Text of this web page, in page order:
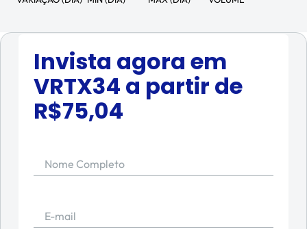
Invista agora em
VRTX34 a partir de
R$75,04
Nome Completo
E-mail